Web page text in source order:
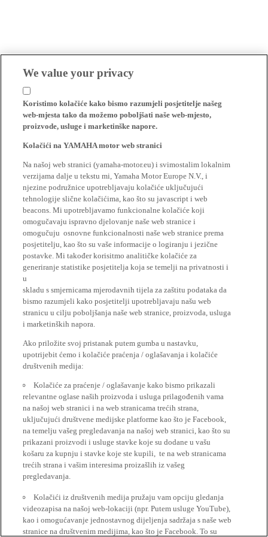
We value your privacy
Koristimo kolačiće kako bismo razumjeli posjetitelje našeg
web-mjesta tako da možemo poboljšati naše web-mjesto,
proizvode, usluge i marketinške napore.
Kolačići na YAMAHA motor web stranici
Na našoj web stranici (yamaha-motor.eu) i svimostalim lokalnim
verzijama dalje u tekstu mi, Yamaha Motor Europe N.V., i
njezine podružnice upotrebljavaju kolačiće uključujući
tehnologije slične kolačićima, kao što su javascript i web
beacons. Mi upotrebljavamo funkcionalne kolačiće koji
omogučavaju ispravno djelovanje naše web stranice i
omogučuju osnovne funkcionalnosti naše web stranice prema
posjetitelju, kao što su vaše informacije o logiranju i jezične
postavke. Mi također korisitmo analitičke kolačiće za
generiranje statistike posjetitelja koja se temelji na privatnosti i
u
skladu s smjernicama mjerodavnih tijela za zaštitu podataka da
bismo razumjeli kako posjetitelji upotrebljavaju našu web
stranicu u cilju poboljšanja naše web stranice, proizvoda, usluga
i marketinških napora.
Ako priložite svoj pristanak putem gumba u nastavku,
upotrijebit ćemo i kolačiće praćenja / oglašavanja i kolačiće
društvenih medija:
Kolačiće za praćenje / oglašavanje kako bismo prikazali
relevantne oglase naših proizvoda i usluga prilagođenih vama
na našoj web stranici i na web stranicama trećih strana,
uključujući društvene medijske platforme kao što je Facebook,
na temelju vašeg pregledavanja na našoj web stranici, kao što su
prikazani proizvodi i usluge stavke koje su dodane u vašu
košaru za kupnju i stavke koje ste kupili, te na web stranicama
trećih strana i vašim interesima proizašlih iz vašeg
pregledavanja.
Kolačići iz društvenih medija pružaju vam opciju gledanja
videozapisa na našoj web-lokaciji (npr. Putem usluge YouTube),
kao i omogućavanje jednostavnog dijeljenja sadržaja s naše web
stranice na društvenim medijima, kao što je Facebook. To su